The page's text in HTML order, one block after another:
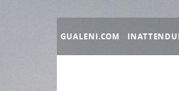
GUALENI.COM